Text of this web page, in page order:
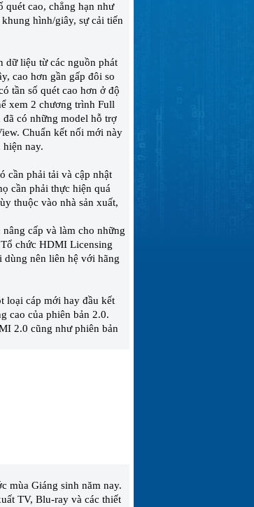
quét cao, chẳng hạn như
hình/giây, sự cải tiến
dữ liệu từ các nguồn phát
cao hơn gần gấp đôi so
tần số quét cao hơn ở độ
xem 2 chương trình Full
có những model hỗ trợ
Chuẩn kết nối mới này
nay.
cần phải tải và cập nhật
cần phải thực hiện quá
thuộc vào nhà sản xuất,
cấp và làm cho những
chức HDMI Licensing
nên liên hệ với hãng
loại cáp mới hay đầu kết
cao của phiên bản 2.0.
2.0 cũng như phiên bản
mùa Giáng sinh năm nay.
TV, Blu-ray và các thiết